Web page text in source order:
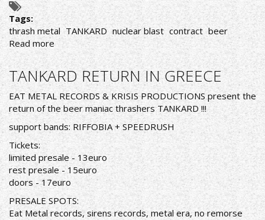
Tags:
thrash metal TANKARD nuclear blast contract beer
Read more about
ΟΙ
TANKARD
(ΞΑΝΑ)ΥΠΟΓΡΑΦΟΥΝ
ΜΕ
NUCLEAR
BLAST
TANKARD RETURN IN GREECE
EAT METAL RECORDS & KRISIS PRODUCTIONS present the
return of the beer maniac thrashers TANKARD !!!
support bands: RIFFOBIA + SPEEDRUSH
Tickets:
limited presale - 13euro
rest presale - 15euro
doors - 17euro
PRESALE SPOTS:
Eat Metal records, sirens records, metal era, no remorse